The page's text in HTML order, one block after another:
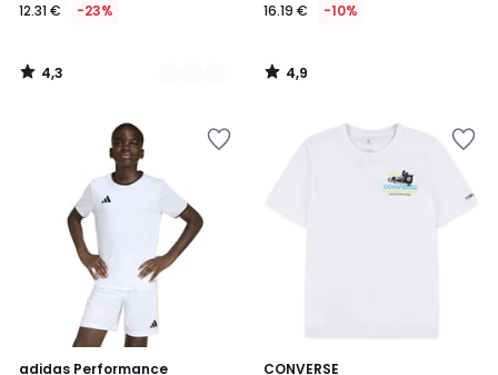
12.31 € -23%
4,3
/
16.19 € -10%
4,9
/
adidas Performance
4,9
3
CONVERSE
4,9